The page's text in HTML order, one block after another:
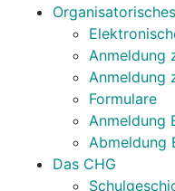
Organisatorisches
Anmeldung
Anmeldung
Formulare
Anmeldung
Abmeldung
Das CHG